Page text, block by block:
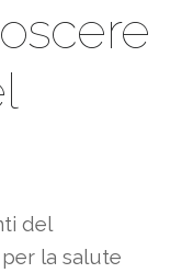
del
la salute